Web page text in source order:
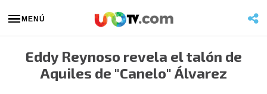
MENÚ
Eddy Reynoso revela el talón de
Aquiles de "Canelo" Álvarez